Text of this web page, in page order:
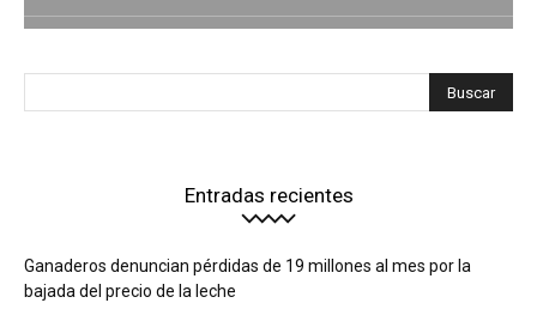
Entradas recientes
Ganaderos denuncian pérdidas de 19 millones al mes por la
bajada del precio de la leche